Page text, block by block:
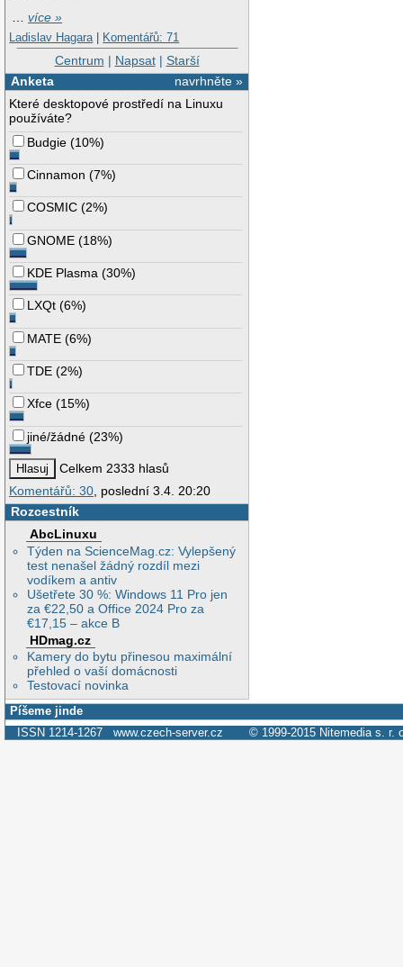
…více »
Ladislav Hagara | Komentářů: 71
Centrum | Napsat| Starší
navrhněte »
Anketa
Které desktopové prostředí na Linuxu
používáte?
Budgie (10%)
Cinnamon (7%)
COSMIC (2%)
GNOME (18%)
KDE Plasma (30%)
LXQt (6%)
MATE (6%)
TDE (2%)
Xfce (15%)
jiné/žádné (23%)
Celkem 2333 hlasů
Komentářů: 30, poslední 3.4. 20:20
Rozcestník
AbcLinuxu
Týden na ScienceMag.cz: Vylepšený
test nenašel žádný rozdíl mezi
vodíkem a antiv
Ušetřete 30 %: Windows 11 Pro jen
za €22,50 a Office 2024 Pro za
€17,15 – akce B
HDmag.cz
Kamery do bytu přinesou maximální
přehled o vaší domácnosti
Testovací novinka
Píšeme jinde
ISSN 1214-1267 www.czech-server.cz © 1999-2015 Nitemedia s. r.